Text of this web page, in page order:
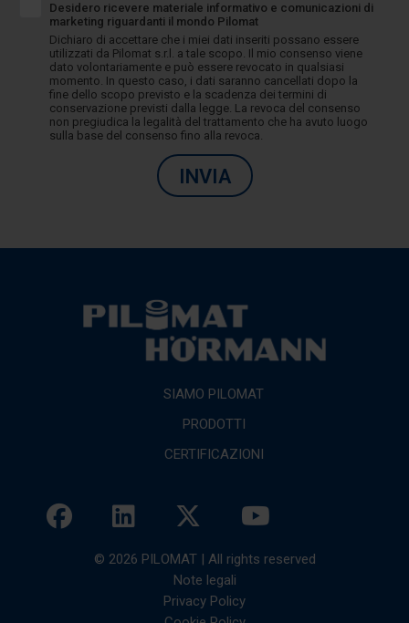
Desidero ricevere materiale informativo e comunicazioni di
marketing riguardanti il mondo Pilomat
Dichiaro di accettare che i miei dati inseriti possano essere
utilizzati da Pilomat s.r.l. a tale scopo. Il mio consenso viene
dato volontariamente e può essere revocato in qualsiasi
momento. In questo caso, i dati saranno cancellati dopo la
fine dello scopo previsto e la scadenza dei termini di
conservazione previsti dalla legge. La revoca del consenso
non pregiudica la legalità del trattamento che ha avuto luogo
sulla base del consenso fino alla revoca.
INVIA
SIAMO PILOMAT
PRODOTTI
CERTIFICAZIONI
© 2026 PILOMAT | All rights reserved
Note legali
Privacy Policy